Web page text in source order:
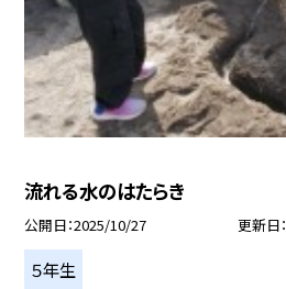
流れる水のはたらき
公開日 2025/10/27 更新日
５年生